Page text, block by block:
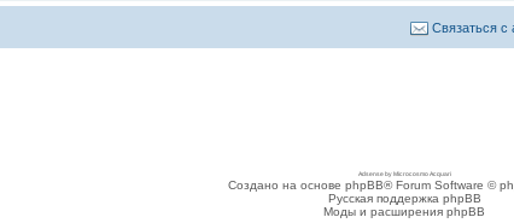
Связаться с
Adsense by Microcosmo Acquari
Создано на основе phpBB® Forum Software ©
Русская поддержка phpBB
Моды и расширения phpBB